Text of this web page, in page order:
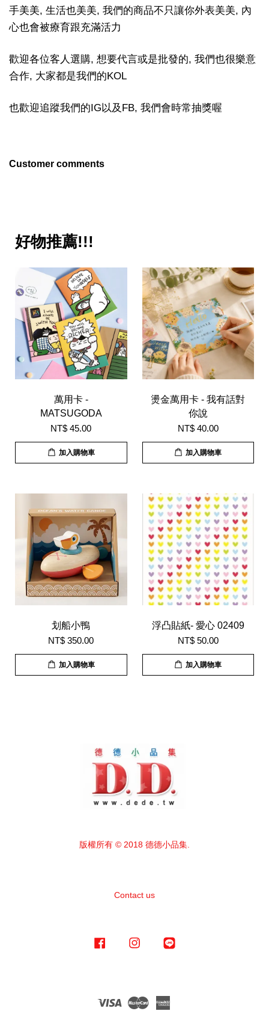
手美美, 生活也美美, 我們的商品不只讓你外表美美, 內
心也會被療育跟充滿活力
歡迎各位客人選購, 想要代言或是批發的, 我們也很樂意
合作, 大家都是我們的KOL
也歡迎追蹤我們的IG以及FB, 我們會時常抽獎喔
Customer comments
好物推薦!!!
萬用卡 -
MATSUGODA
NT$ 45.00
加入購物車
燙金萬用卡 - 我有話對
你說
NT$ 40.00
加入購物車
划船小鴨
NT$ 350.00
加入購物車
浮凸貼紙- 愛心 02409
NT$ 50.00
加入購物車
版權所有 © 2018 德德小品集.
Contact us
Facebook Instagram
Visa Master